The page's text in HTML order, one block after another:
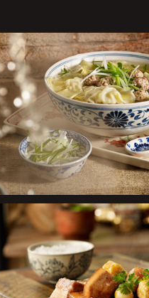
+
+